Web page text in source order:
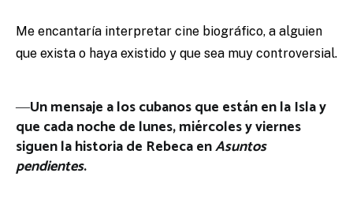
Me encantaría interpretar cine biográfico, a alguien
que exista o haya existido y que sea muy controversial.
―Un mensaje a los cubanos que están en la Isla y
que cada noche de lunes, miércoles y viernes
siguen la historia de Rebeca enAsuntos
pendientes.